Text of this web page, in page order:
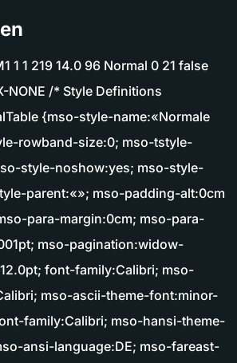
1 1 219 14.0 96 Normal 0 21 false
NONE /* Style Definitions
{mso-style-name:«Normale
rowband-size:0; mso-tstyle-
style-noshow:yes; mso-style-
parent:«»; mso-padding-alt:0cm
para-margin:0cm; mso-para-
mso-pagination:widow-
font-family:Calibri; mso-
mso-ascii-theme-font:minor-
family:Calibri; mso-hansi-theme-
ansi-language:DE; mso-fareast-